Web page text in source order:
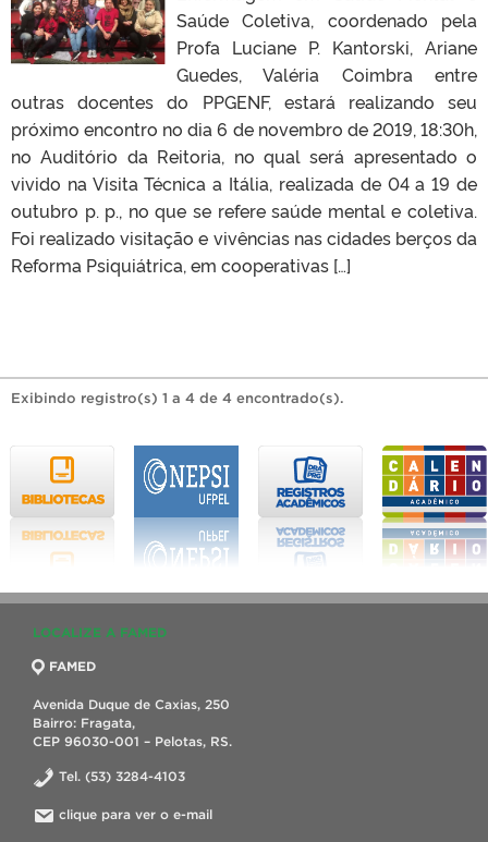
Saúde Coletiva, coordenado pela
Profa Luciane P. Kantorski, Ariane
Guedes, Valéria Coimbra entre
outras docentes do PPGENF, estará realizando seu
próximo encontro no dia 6 de novembro de 2019, 18:30h,
no Auditório da Reitoria, no qual será apresentado o
vivido na Visita Técnica a Itália, realizada de 04 a 19 de
outubro p. p., no que se refere saúde mental e coletiva.
Foi realizado visitação e vivências nas cidades berços da
Reforma Psiquiátrica, em cooperativas […]
Exibindo registro(s) 1 a 4 de 4 encontrado(s).
LOCALIZE A FAMED
FAMED
Avenida Duque de Caxias, 250
Bairro: Fragata,
CEP 96030-001 – Pelotas, RS.
Tel. (53) 3284-4103
clique para ver o e-mail